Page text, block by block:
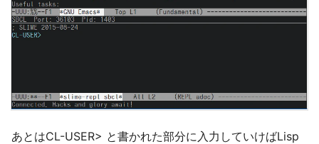
あとはCL-USER> と書かれた部分に入力していけばLisp